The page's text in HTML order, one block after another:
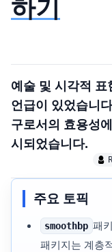
하기
예술 및 시각적
언급이 있었습니
구로서의 효용성
시되었습니다.
주요 토픽
smoothbp 패
패키지는 계층